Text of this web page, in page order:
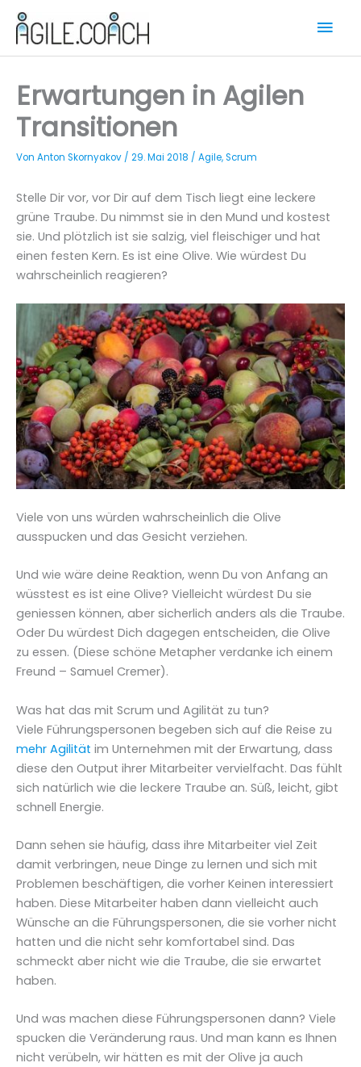
Zum
Inhalt
springen
Erwartungen in Agilen
Transitionen
Von Anton Skornyakov / 29. Mai 2018 / Agile,Scrum
Stelle Dir vor, vor Dir auf dem Tisch liegt eine leckere
grüne Traube. Du nimmst sie in den Mund und kostest
sie. Und plötzlich ist sie salzig, viel fleischiger und hat
einen festen Kern. Es ist eine Olive. Wie würdest Du
wahrscheinlich reagieren?
Viele von uns würden wahrscheinlich die Olive
ausspucken und das Gesicht verziehen.
Und wie wäre deine Reaktion, wenn Du von Anfang an
wüsstest es ist eine Olive? Vielleicht würdest Du sie
geniessen können, aber sicherlich anders als die Traube.
Oder Du würdest Dich dagegen entscheiden, die Olive
zu essen. (Diese schöne Metapher verdanke ich einem
Freund – Samuel Cremer).
Was hat das mit Scrum und Agilität zu tun?
Viele Führungspersonen begeben sich auf die Reise zu
mehr Agilität im Unternehmen mit der Erwartung, dass
diese den Output ihrer Mitarbeiter vervielfacht. Das fühlt
sich natürlich wie die leckere Traube an. Süß, leicht, gibt
schnell Energie.
Dann sehen sie häufig, dass ihre Mitarbeiter viel Zeit
damit verbringen, neue Dinge zu lernen und sich mit
Problemen beschäftigen, die vorher Keinen interessiert
haben. Diese Mitarbeiter haben dann vielleicht auch
Wünsche an die Führungspersonen, die sie vorher nicht
hatten und die nicht sehr komfortabel sind. Das
schmeckt aber nicht wie die Traube, die sie erwartet
haben.
Und was machen diese Führungspersonen dann? Viele
spucken die Veränderung raus. Und man kann es Ihnen
nicht verübeln, wir hätten es mit der Olive ja auch